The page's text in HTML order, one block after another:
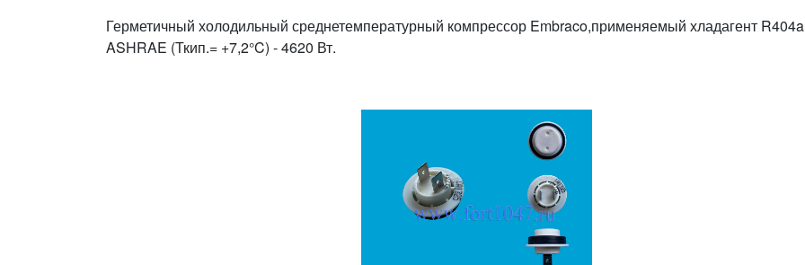
Герметичный холодильный среднетемпературный компрессор Embraco,применяемый хладагент
ASHRAE (Ткип.= +7,2°C) - 4620 Вт.